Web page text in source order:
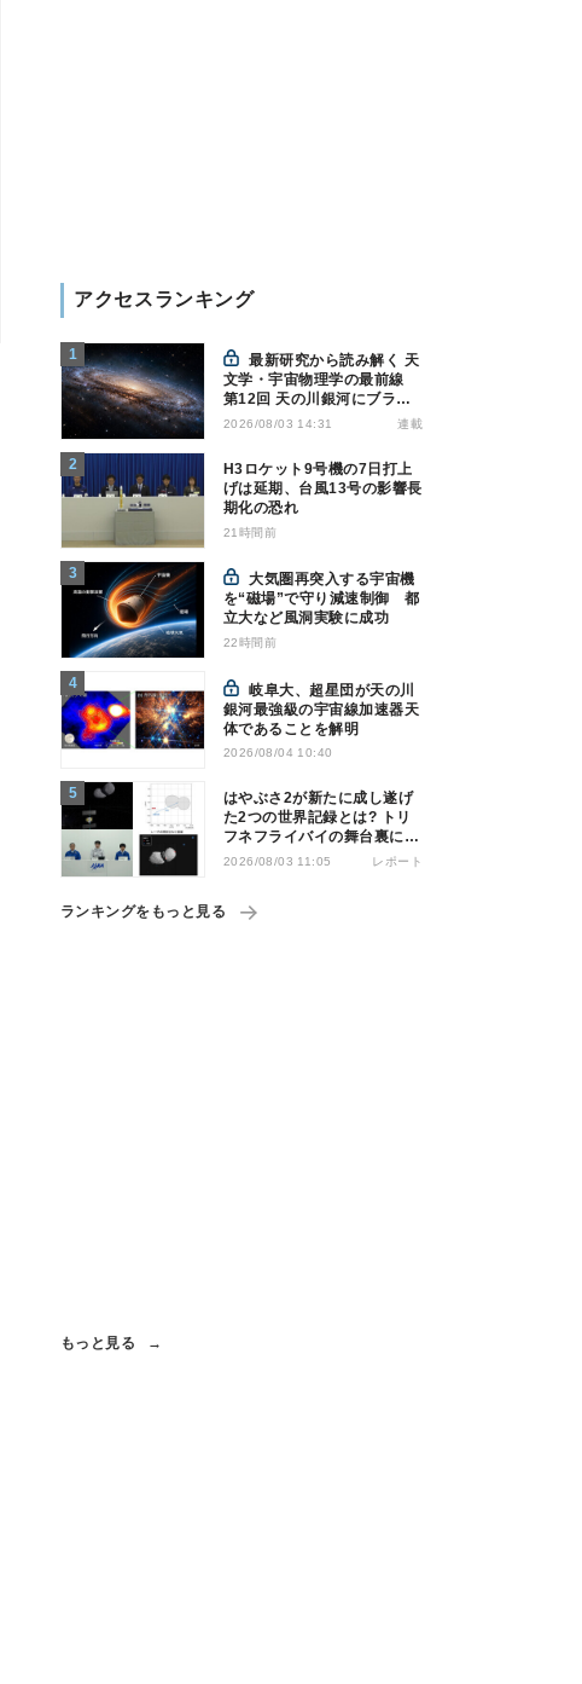
アクセスランキング
最新研究から読み解く 天
文学・宇宙物理学の最前線
第12回 天の川銀河にブラッ
クホール1億7000万個？ - 大
2026/08/03 14:31 連載
H3ロケット9号機の7日打上
げは延期、台風13号の影響長
期化の恐れ
21時間前
大気圏再突入する宇宙機
を“磁場”で守り減速制御 都
立大など風洞実験に成功
22時間前
岐阜大、超星団が天の川
銀河最強級の宇宙線加速器天
体であることを解明
2026/08/04 10:40
はやぶさ2が新たに成し遂げ
た2つの世界記録とは? トリ
フネフライバイの舞台裏に迫
る
2026/08/03 11:05 レポート
ランキングをもっと見る
もっと見る